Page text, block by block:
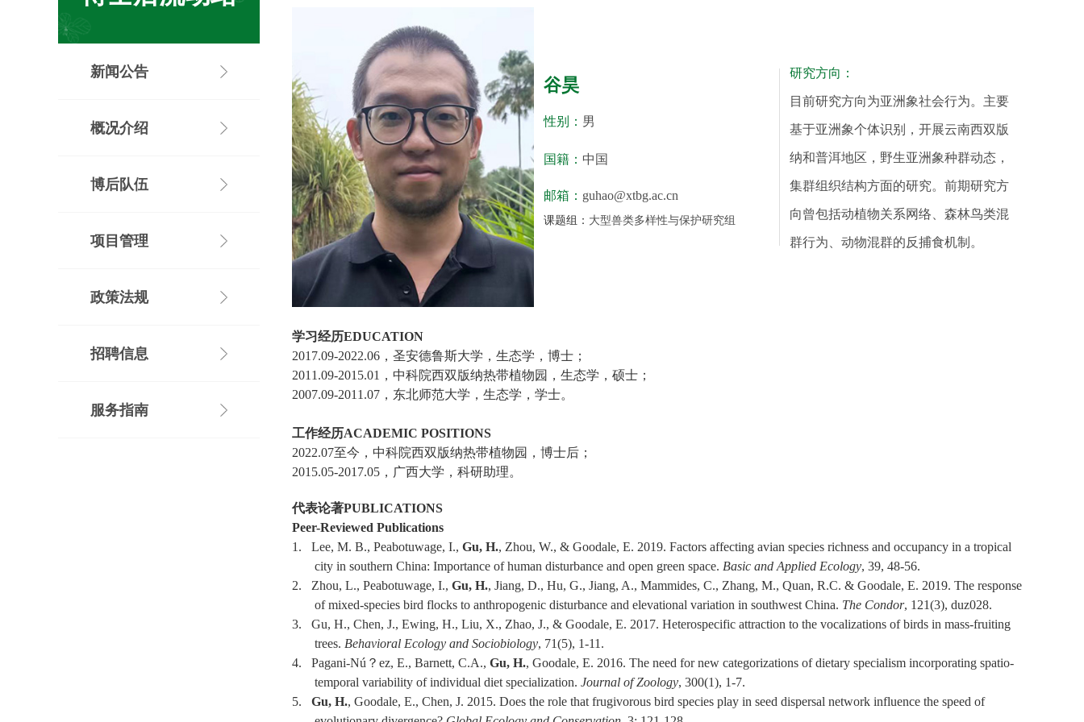
新闻公告
概况介绍
博后队伍
项目管理
政策法规
招聘信息
服务指南
谷昊
性别： 男
国籍： 中国
邮箱： guhao@xtbg.ac.cn
课题组： 大型兽类多样性与保护研究组
研究方向：
目前研究方向为亚洲象社会行为。主要
基于亚洲象个体识别，开展云南西双版
纳和普洱地区，野生亚洲象种群动态，
集群组织结构方面的研究。前期研究方
向曾包括动植物关系网络、森林鸟类混
群行为、动物混群的反捕食机制。
学习经历EDUCATION
2017.09-2022.06 ，圣安德鲁斯大学，生态学，博士；
2011.09-2015.01 ，中科院西双版纳热带植物园，生态学，硕士；
2007.09-2011.07 ，东北师范大学，生态学，学士。
工作经历ACADEMIC POSITIONS
2022.07至今，中科院西双版纳热带植物园，博士后；
2015.05-2017.05 ，广西大学，科研助理。
代表论著PUBLICATIONS
Peer-Reviewed Publications
1.
Lee, M. B., Peabotuwage, I., Gu, H., Zhou, W., & Goodale, E. 2019. Factors affecting avian species richness and occupancy in a tropical
city in southern China: Importance of human disturbance and open green space. Basic and Applied Ecology, 39, 48-56.
2.
Zhou, L., Peabotuwage, I., Gu, H., Jiang, D., Hu, G., Jiang, A., Mammides, C., Zhang, M., Quan, R.C. & Goodale, E. 2019. The response
of mixed-species bird flocks to anthropogenic disturbance and elevational variation in southwest China. The Condor, 121(3), duz028.
3.
Gu, H., Chen, J., Ewing, H., Liu, X., Zhao, J., & Goodale, E. 2017. Heterospecific attraction to the vocalizations of birds in mass-fruiting
trees. Behavioral Ecology and Sociobiology, 71(5), 1-11.
4.
Pagani-Nú ？ez, E., Barnett, C.A., Gu, H., Goodale, E. 2016. The need for new categorizations of dietary specialism incorporating spatio-
temporal variability of individual diet specialization. Journal of Zoology, 300(1), 1-7.
5.
Gu, H., Goodale, E., Chen, J. 2015. Does the role that frugivorous bird species play in seed dispersal network influence the speed of